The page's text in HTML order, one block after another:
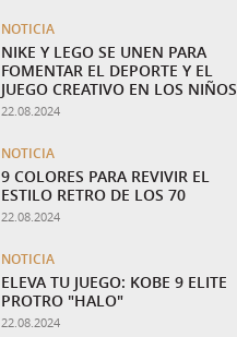
NOTICIA
NIKE Y LEGO SE UNEN PARA
FOMENTAR EL DEPORTE Y EL
JUEGO CREATIVO EN LOS NIÑOS
22.08.2024
NOTICIA
9 COLORES PARA REVIVIR EL
ESTILO RETRO DE LOS 70
22.08.2024
NOTICIA
ELEVA TU JUEGO: KOBE 9 ELITE
PROTRO "HALO"
22.08.2024